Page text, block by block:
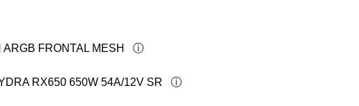
FRONTAL MESH
RX650 650W 54A/12V SR